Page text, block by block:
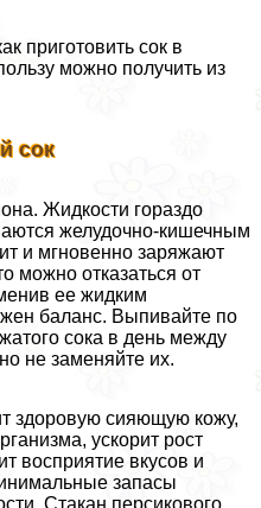
приготовить сок в
можно получить из
сок
Жидкости гораздо
желудочно-кишечным
и мгновенно заряжают
можно отказаться от
ее жидким
баланс. Выпивайте по
сока в день между
не заменяйте их.
здоровую сияющую кожу,
ускорит рост
восприятие вкусов и
запасы
Стакан персикового